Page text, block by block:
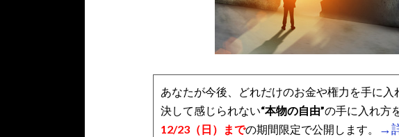
あなたが今後、どれだけのお金や権力を手に入
決して感じられない“本物の自由”の手に入れ方
12/23（日）までの期間限定で公開します。 →